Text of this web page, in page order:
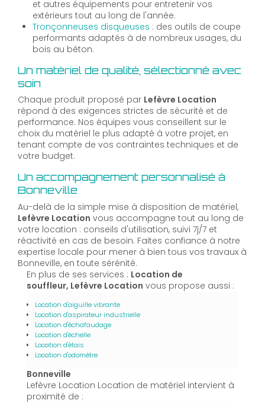
et autres équipements pour entretenir vos
extérieurs tout au long de l'année.
Tronçonneuses disqueuses : des outils de coupe
performants adaptés à de nombreux usages, du
bois au béton.
Un matériel de qualité, sélectionné avec
soin
Chaque produit proposé par Lefèvre Location
répond à des exigences strictes de sécurité et de
performance. Nos équipes vous conseillent sur le
choix du matériel le plus adapté à votre projet, en
tenant compte de vos contraintes techniques et de
votre budget.
Un accompagnement personnalisé à
Bonneville
Au-delà de la simple mise à disposition de matériel,
Lefèvre Location vous accompagne tout au long de
votre location : conseils d'utilisation, suivi 7j/7 et
réactivité en cas de besoin. Faites confiance à notre
expertise locale pour mener à bien tous vos travaux à
Bonneville, en toute sérénité.
En plus de ses services : Location de
souffleur, Lefèvre Location vous propose aussi :
Location d'aiguille vibrante
Location d'aspirateur industrielle
Location d'échafaudage
Location d'échelle
Location d'étais
Location d'odomètre
Bonneville
Lefèvre Location Location de matériel intervient à
proximité de :